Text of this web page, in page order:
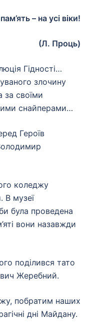
– на усі віки!
(Л. Проць)
Гідності…
злочину
за своїми
снайперами…
Героїв
коледжу
В музеї
була проведена
вони назавжди
поділився тато
Жеребний.
побратим наших
дні Майдану.